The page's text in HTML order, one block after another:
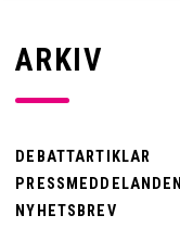
ARKIV
DEBATTARTIKLAR
PRESSMEDDELANDEN
NYHETSBREV